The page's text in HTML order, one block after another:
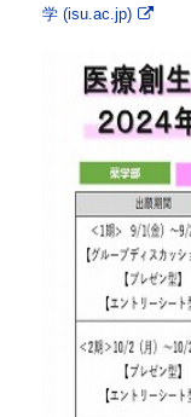
学 (isu.ac.jp)